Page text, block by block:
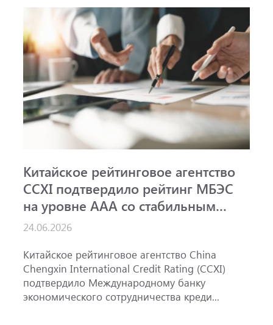
Китайское рейтинговое агентство
CCXI подтвердило рейтинг МБЭС
на уровне AAA со стабильным
прогнозом
24.06.2026
Китайское рейтинговое агентство China
Chengxin International Credit Rating (CCXI)
подтвердило Международному банку
экономического сотрудничества креди...